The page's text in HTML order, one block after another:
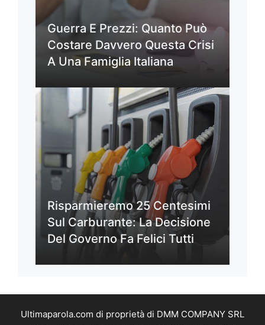
Guerra E Prezzi: Quanto Può
Costare Davvero Questa Crisi
A Una Famiglia Italiana
Risparmieremo 25 Centesimi
Sul Carburante: La Decisione
Del Governo Fa Felici Tutti
Ultimaparola.com di proprietà di DMM COMPANY SRL